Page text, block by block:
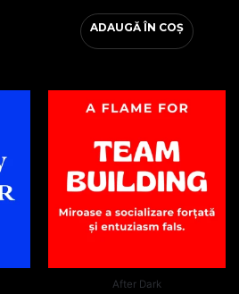
ADAUGĂ ÎN COȘ
After Dark